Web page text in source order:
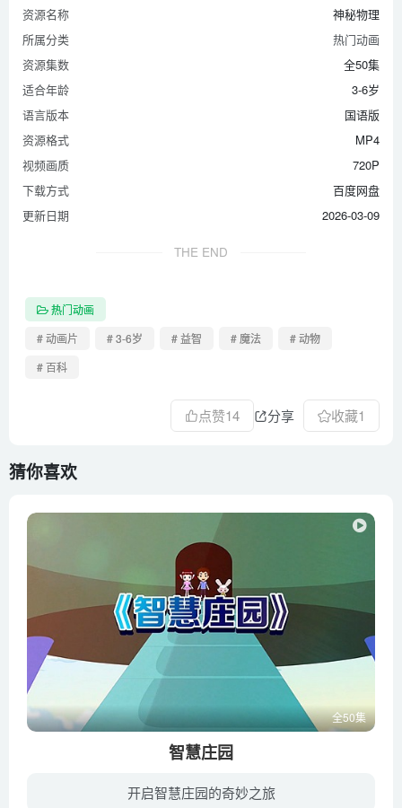
第39集 水的多变性
第40集 铁船浮起的原因
第41集 看不见的光
第42集 少见的黑色花
第43集 盐水不易结冰
第44集 旋转走马灯
第45集 海水调节温度
第46集 撒盐的冰块
第47集 隔空点蜡烛
第50集 高山煮饭
资源名称
神秘物理
所属分类
热门动画
资源集数
全50集
适合年龄
3-6岁
语言版本
国语版
资源格式
MP4
视频画质
720P
下载方式
百度网盘
更新日期
2026-03-09
THE END
热门动画
# 动画片
# 3-6岁 # 益智 # 魔法
# 动物
# 百科
点赞14 分享 收藏1
猜你喜欢
全50集
智慧庄园
开启智慧庄园的奇妙之旅